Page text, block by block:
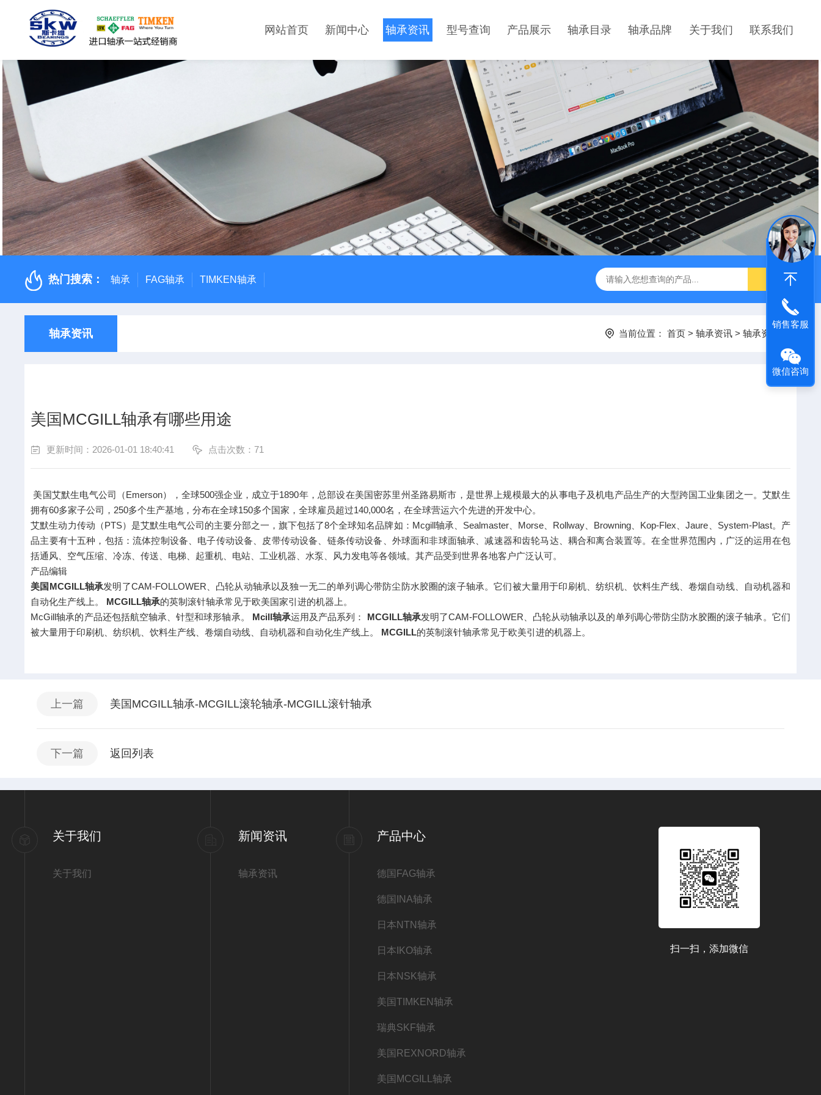
网站首页 新闻中心 轴承资讯 型号查询 产品展示 轴承目录 轴承品牌 关于我们 联系我们
热门搜索： 轴承 FAG轴承 TIMKEN轴承
轴承资讯 当前位置： 首页> 轴承资讯> 轴承资讯
美国MCGILL轴承有哪些用途
更新时间：2026-01-01 18:40:41 点击次数：71
美国艾默生电气公司（Emerson），全球500强企业，成立于1890年，总部设在美国密苏里州圣路易斯市，是世界上规模最大的从事电子及机电产品生产的大型跨国工业集团之一。艾默生
拥有60多家子公司，250多个生产基地，分布在全球150多个国家，全球雇员超过140,000名，在全球营运六个先进的开发中心。
艾默生动力传动（PTS）是艾默生电气公司的主要分部之一，旗下包括了8个全球知名品牌如：Mcgill轴承、Sealmaster、Morse、Rollway、Browning、Kop-Flex、Jaure、System-Plast。产
品主要有十五种，包括：流体控制设备、电子传动设备、皮带传动设备、链条传动设备、外球面和非球面轴承、减速器和齿轮马达、耦合和离合装置等。在全世界范围内，广泛的运用在包
括通风、空气压缩、冷冻、传送、电梯、起重机、电站、工业机器、水泵、风力发电等各领域。其产品受到世界各地客户广泛认可。
产品编辑
美国MCGILL轴承发明了CAM-FOLLOWER、凸轮从动轴承以及独一无二的单列调心带防尘防水胶圈的滚子轴承。它们被大量用于印刷机、纺织机、饮料生产线、卷烟自动线、自动机器和
自动化生产线上。
MCGILL轴承的英制滚针轴承常见于欧美国家引进的机器上。
McGill轴承的产品还包括航空轴承、针型和球形轴承。
Mcill轴承运用及产品系列： MCGILL轴承发明了CAM-FOLLOWER、凸轮从动轴承以及的单列调心带防尘防水胶圈的滚子轴承。它们
被大量用于印刷机、纺织机、饮料生产线、卷烟自动线、自动机器和自动化生产线上。 MCGILL的英制滚针轴承常见于欧美引进的机器上。
上一篇 美国MCGILL轴承-MCGILL滚轮轴承-MCGILL滚针轴承
下一篇 返回列表
关于我们
关于我们
新闻资讯
轴承资讯
产品中心
德国FAG轴承
德国INA轴承
日本NTN轴承
日本IKO轴承
日本NSK轴承
美国TIMKEN轴承
瑞典SKF轴承
美国REXNORD轴承
美国MCGILL轴承
扫一扫，添加微信
销售客服
微信咨询